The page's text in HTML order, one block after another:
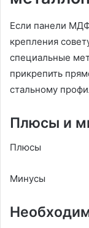
Если панели МДФ
крепления
специальные
прикрепить
стальному
Плюсы и
Плюсы
Минусы